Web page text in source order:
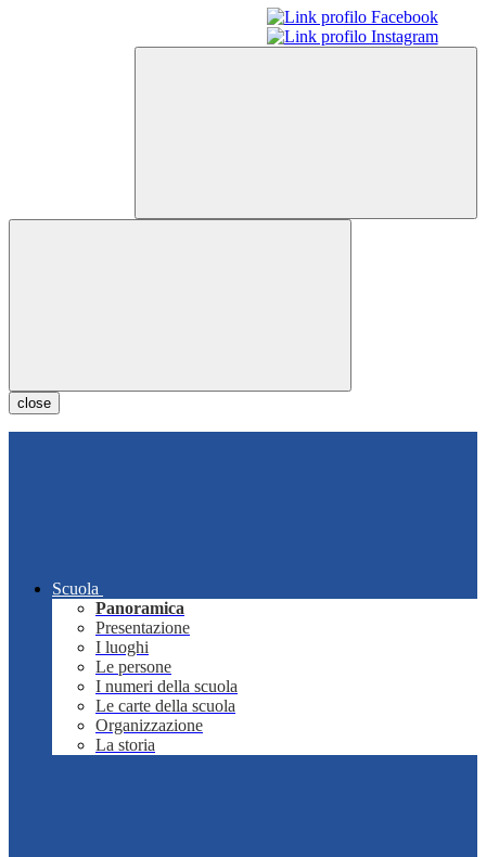
close
Scuola
Panoramica
Presentazione
I luoghi
Le persone
I numeri della scuola
Le carte della scuola
Organizzazione
La storia